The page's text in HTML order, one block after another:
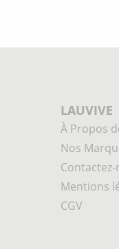
LAUVIVE
À Propos
Nos
Mentions
CGV